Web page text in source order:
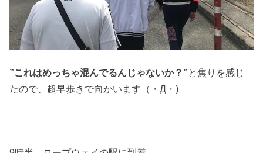
”これはめっちゃ混んでるんじゃないか？”と焦りを感じ
たので、超早歩きで向かいます（・Д・)